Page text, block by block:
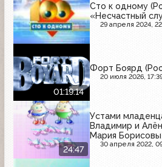
Сто к одному
«Несчастный
29 апреля 2024,
01:19:14
Форт Боярд
20 июля 2026,
24:47
Устами
Владимир и
Мария Борисовы
30 апреля 2022,